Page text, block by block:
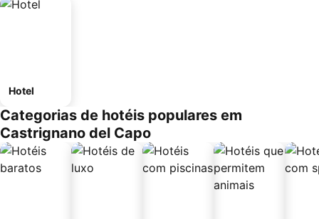
Hotel
Categorias de hotéis populares em
Castrignano del Capo